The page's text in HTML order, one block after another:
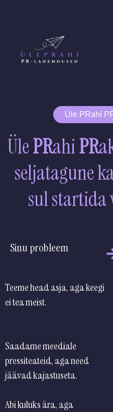
Üle PRahi
ÜlePRahiPR
seljatagune
sul startida
Sinu probleem
Teeme head asja, aga keegi
ei tea meist.
Saadame meediale
pressiteateid, aga need
jäävad kajastuseta.
Abi kuluks ära, aga